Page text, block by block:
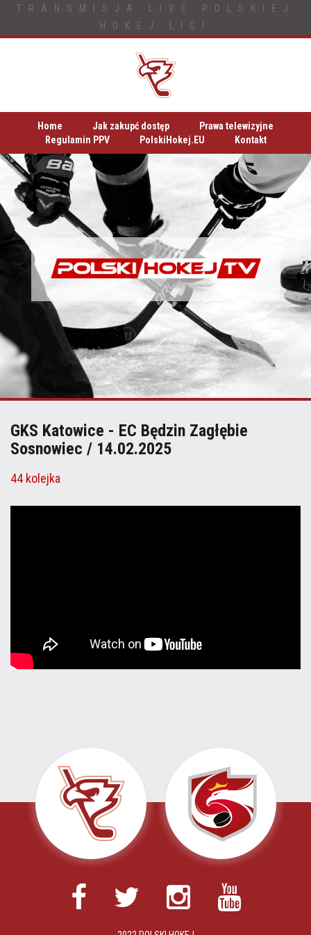
TRANSMISJA LIVE POLSKIEJ
HOKEJ LIGI
Home Jak zakupć dostęp
Prawa telewizyjne
Regulamin PPV
PolskiHokej.EU Kontakt
GKS Katowice - EC Będzin Zagłębie
Sosnowiec / 14.02.2025
44 kolejka